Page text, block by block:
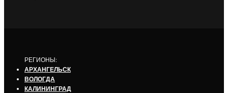
РЕГИОНЫ:
АРХАНГЕЛЬСК
ВОЛОГДА
КАЛИНИНГРАД